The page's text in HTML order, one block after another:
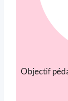
Objectif